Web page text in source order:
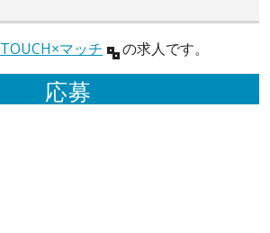
TOUCH×マッチ の求人です。
応募